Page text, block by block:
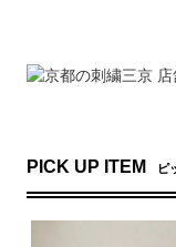
PICK UP ITEM ピ